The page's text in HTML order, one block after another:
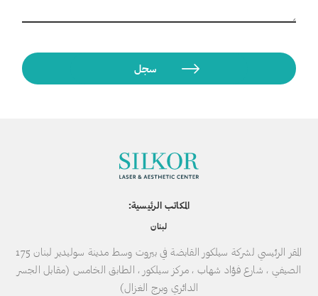
المكاتب الرئيسية:
لبنان
المقر الرئيسي لشركة سيلكور القابضة في بيروت وسط مدينة سوليدير لبنان 175
الصيفي ، شارع فؤاد شهاب ، مركز سيلكور ، الطابق الخامس (مقابل الجسر
الدائري وبرج الغزال)